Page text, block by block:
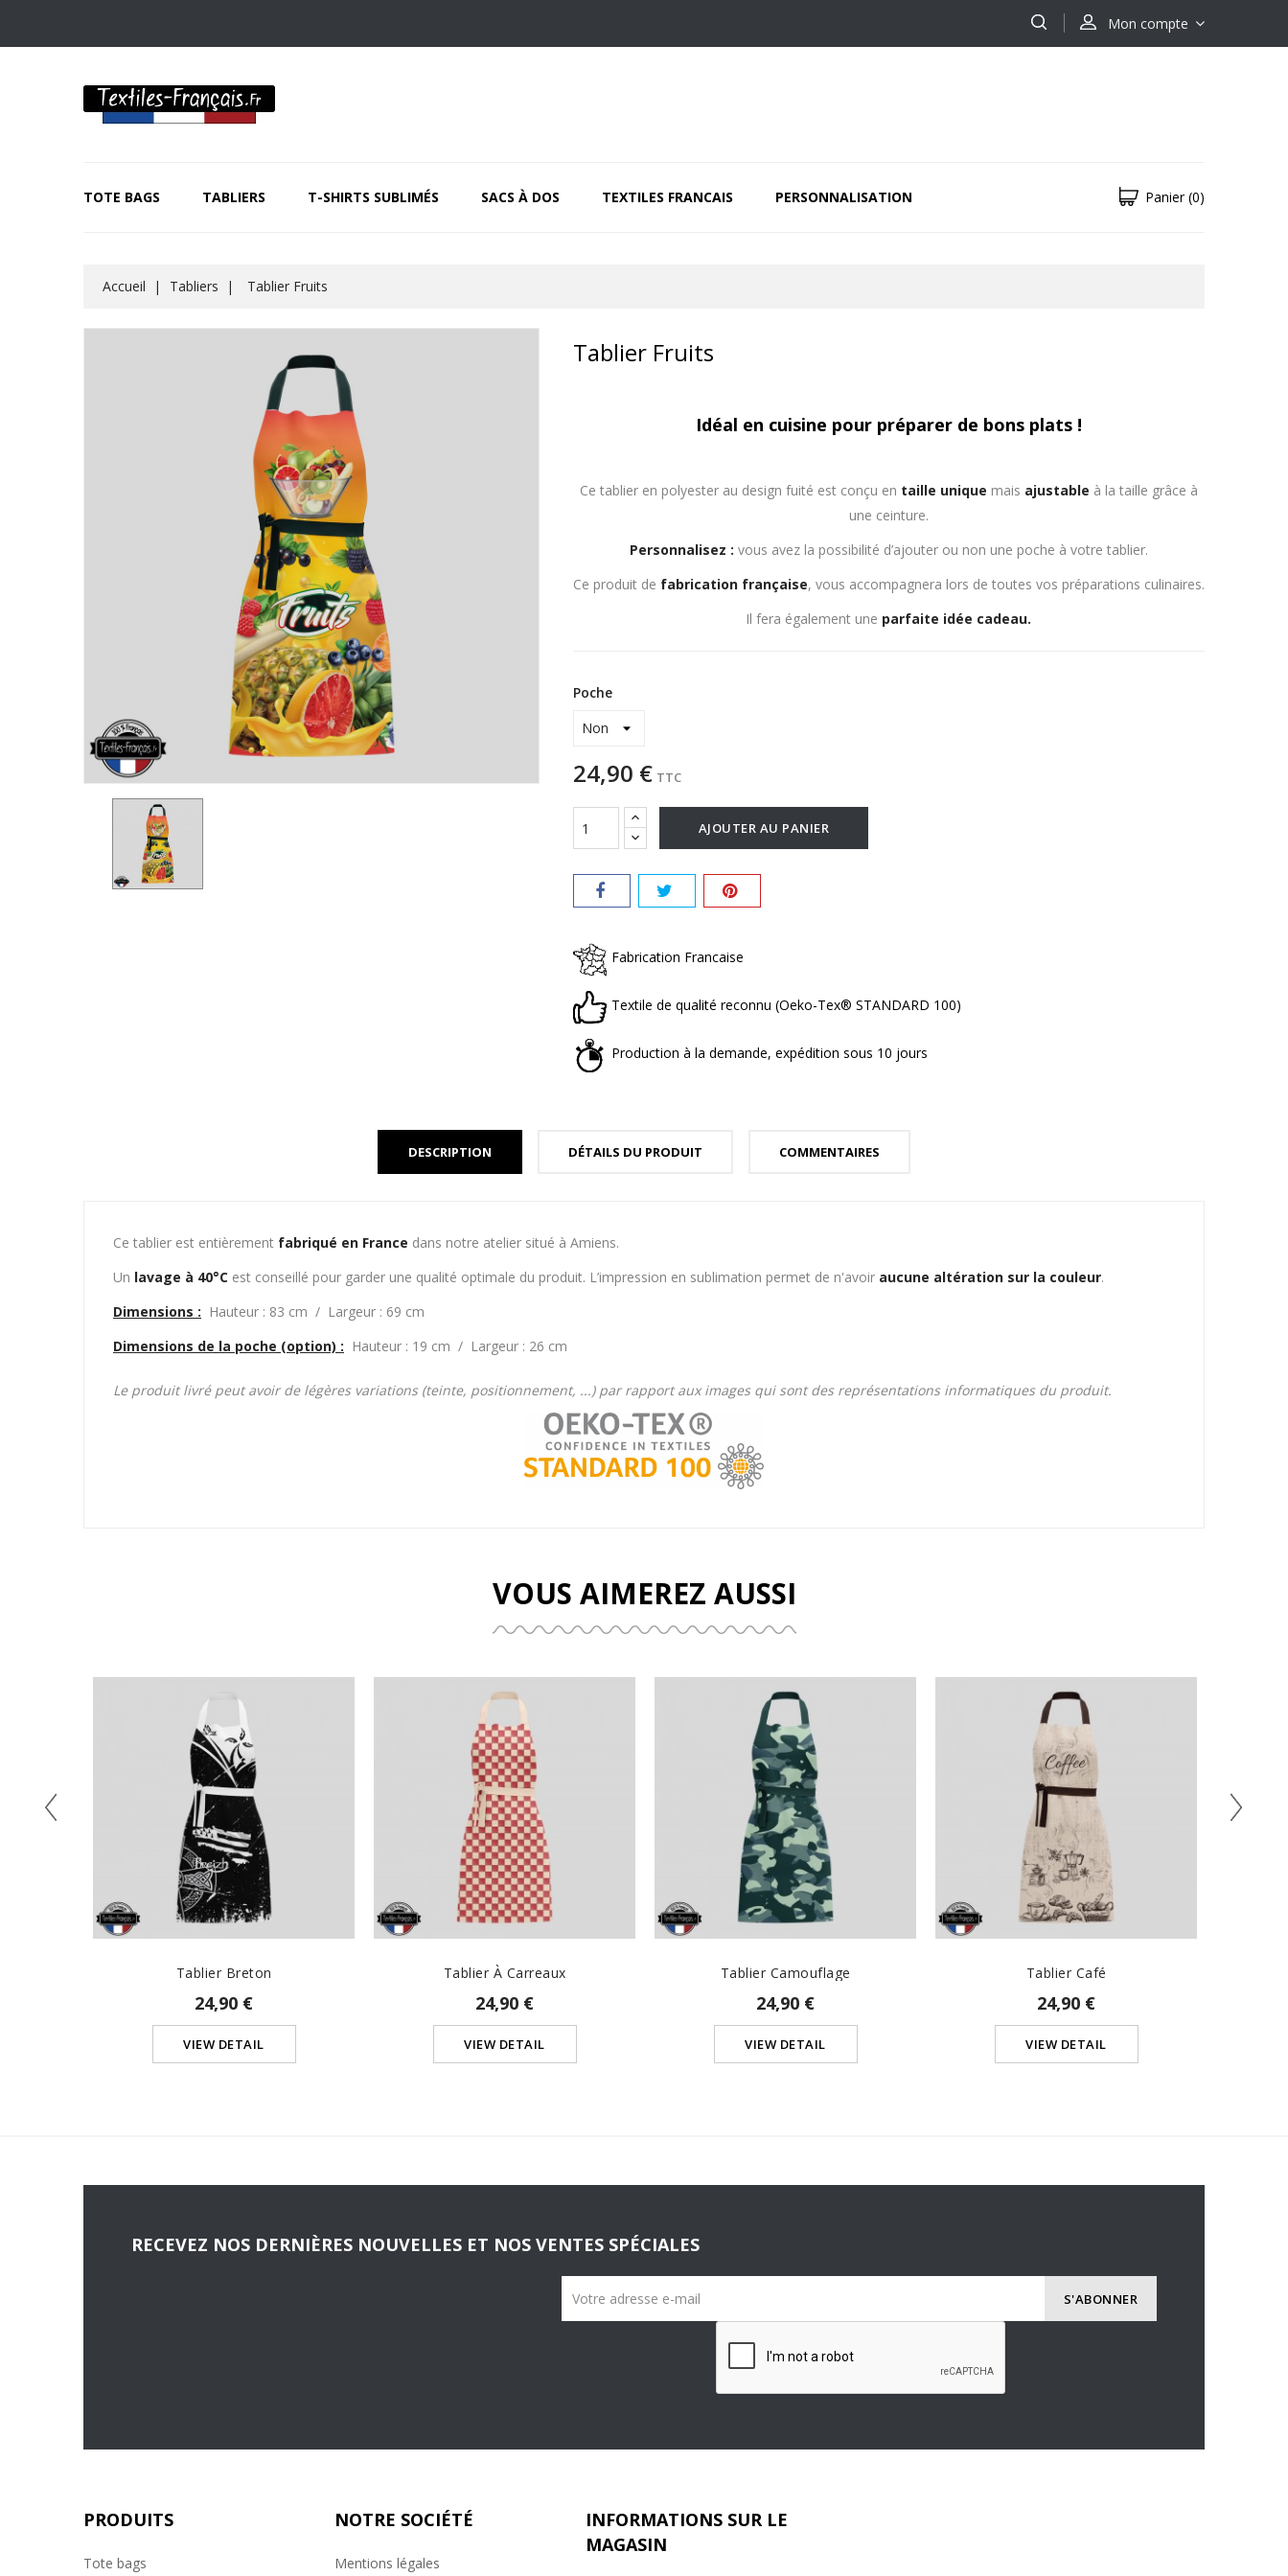
Mon compte
TOTE BAGS TABLIERS T-SHIRTS SUBLIMÉS SACS À DOS TEXTILES FRANCAIS PERSONNALISATION Panier (0)
Accueil Tabliers Tablier Fruits
Tablier Fruits
Idéal en cuisine pour préparer de bons plats !
Ce tablier en polyester au design fuité est conçu en taille unique mais ajustable à la taille grâce à
une ceinture.
Personnalisez : vous avez la possibilité d’ajouter ou non une poche à votre tablier.
Ce produit de fabrication française, vous accompagnera lors de toutes vos préparations culinaires.
Il fera également une parfaite idée cadeau.
Poche
24,90 € TTC
AJOUTER AU PANIER
Fabrication Francaise
Textile de qualité reconnu (Oeko-Tex® STANDARD 100)
Production à la demande, expédition sous 10 jours
DESCRIPTION DÉTAILS DU PRODUIT COMMENTAIRES
Ce tablier est entièrement fabriqué en France dans notre atelier situé à Amiens.
Un lavage à 40°C est conseillé pour garder une qualité optimale du produit. L’impression en sublimation permet de n'avoir aucune altération sur la couleur.
Dimensions : Hauteur : 83 cm / Largeur : 69 cm
Dimensions de la poche (option) : Hauteur : 19 cm / Largeur : 26 cm
Le produit livré peut avoir de légères variations (teinte, positionnement, ...) par rapport aux images qui sont des représentations informatiques du produit.
VOUS AIMEREZ AUSSI
Tablier Breton
24,90 €
VIEW DETAIL
Tablier À Carreaux
24,90 €
VIEW DETAIL
Tablier Camouflage
24,90 €
VIEW DETAIL
Tablier Café
24,90 €
VIEW DETAIL
RECEVEZ NOS DERNIÈRES NOUVELLES ET NOS VENTES SPÉCIALES
PRODUITS
Tote bags
NOTRE SOCIÉTÉ
Mentions légales
INFORMATIONS SUR LE
MAGASIN